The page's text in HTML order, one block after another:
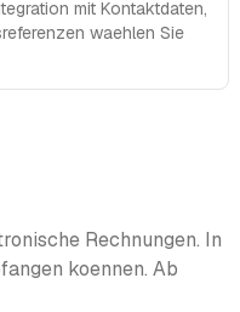
mit Kontaktdaten,
waehlen Sie
Rechnungen. In
koennen. Ab